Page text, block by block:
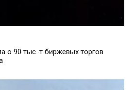
90 тыс. т биржевых торгов